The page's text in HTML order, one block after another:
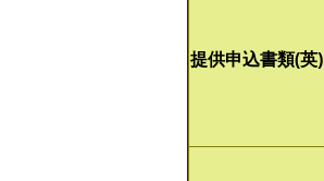
提供申込書類(英)